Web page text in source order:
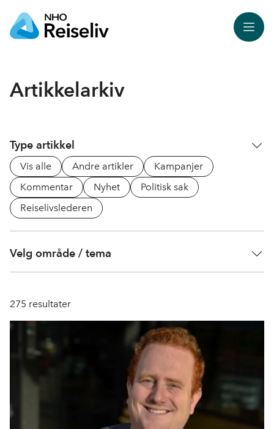
Meny
Artikkelarkiv
Type artikkel
Vis alle Andre artikler
Kampanjer
Kommentar
Nyhet
Politisk sak
Reiselivslederen
Velg område / tema
275 resultater